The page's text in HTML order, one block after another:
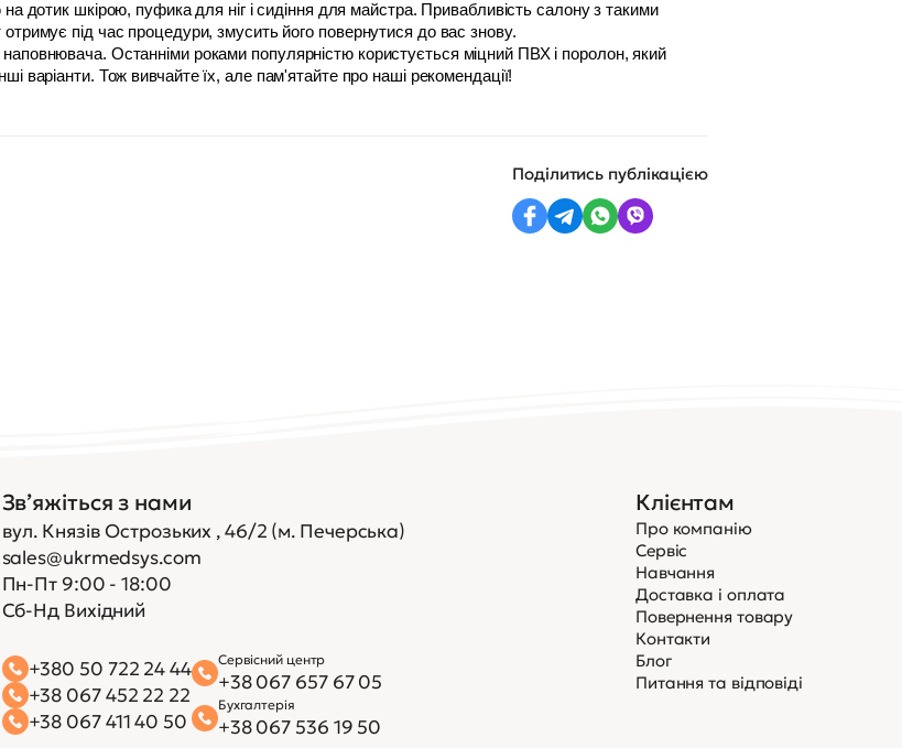
на дотик шкірою, пуфика для ніг і сидіння для майстра. Привабливість салону з такими
під час процедури, змусить його повернутися до вас знову.
Останніми роками популярністю користується міцний ПВХ і поролон, який
варіанти. Тож вивчайте їх, але пам'ятайте про наші рекомендації!
Поділитись публікацією
Зв’яжіться з нами
вул. Князів Острозьких , 46/2 (м. Печерська)
sales@ukrmedsys.com
Пн-Пт 9:00 - 18:00
Сб-Нд Вихідний
+380 50 722 24 44
+38 067 452 22 22
+38 067 411 40 50
Сервісний центр
+38 067 657 67 05
Бухгалтерія
+38 067 536 19 50
Клієнтам
Про компанію
Сервіс
Навчання
Доставка і оплата
Повернення товару
Контакти
Блог
Питання та відповіді